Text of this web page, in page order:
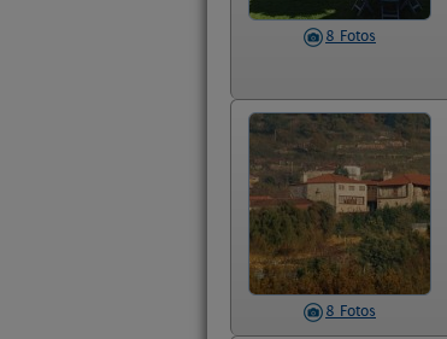
8 Fotos
8 Fotos